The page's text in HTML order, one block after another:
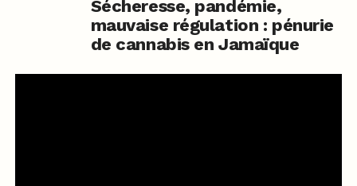
Sécheresse, pandémie,
mauvaise régulation : pénurie
de cannabis en Jamaïque